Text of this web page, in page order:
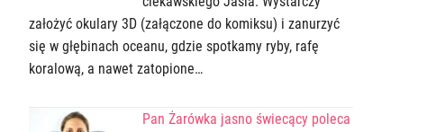
założyć okulary 3D (załączone do komiksu) i zanurzyć
się w głębinach oceanu, gdzie spotkamy ryby, rafę
koralową, a nawet zatopione…
Pan Żarówka jasno świecący poleca